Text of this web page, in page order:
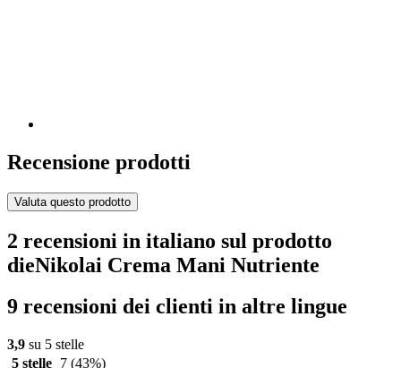
Recensione prodotti
Valuta questo prodotto
2 recensioni in italiano sul prodotto
dieNikolai Crema Mani Nutriente
9 recensioni dei clienti in altre lingue
3,9 su 5 stelle
5 stelle
7 (43%)